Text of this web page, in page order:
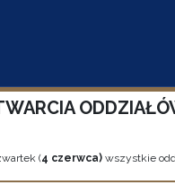
(4 czerwca) wszystkie